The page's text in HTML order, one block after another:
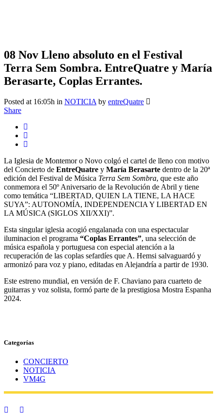
08 Nov Lleno absoluto en el Festival
Terra Sem Sombra. EntreQuatre y María
Berasarte, Coplas Errantes.
Posted at 16:05h in NOTICIA by entreQuatre
Share
La Iglesia de Montemor o Novo colgó el cartel de lleno con motivo
del Concierto de EntreQuatre y María Berasarte dentro de la 20ª
edición del Festival de Música Terra Sem Sombra, que este año
conmemora el 50º Aniversario de la Revolución de Abril y tiene
como temática “LIBERTAD, QUIEN LA TIENE, LA HACE
SUYA”: AUTONOMÍA, INDEPENDENCIA Y LIBERTAD EN
LA MÚSICA (SIGLOS XII/XXI)”.
Esta singular iglesia acogió engalanada con una espectacular
iluminacion el programa “Coplas Errantes”, una selección de
música española y portuguesa con especial atención a la
recuperación de las coplas sefardíes que A. Hemsi salvaguardó y
armonizó para voz y piano, editadas en Alejandría a partir de 1930.
Este estreno mundial, en versión de F. Chaviano para cuarteto de
guitarras y voz solista, formó parte de la prestigiosa Mostra Espanha
2024.
Categorías
CONCIERTO
NOTICIA
VM4G